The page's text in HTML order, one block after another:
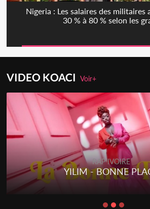
Nigeria : Les salaires des militaires
30 % à 80 % selon les
VIDEO KOACIVoir+
RAP IVOIRE
YILIM - BONNE